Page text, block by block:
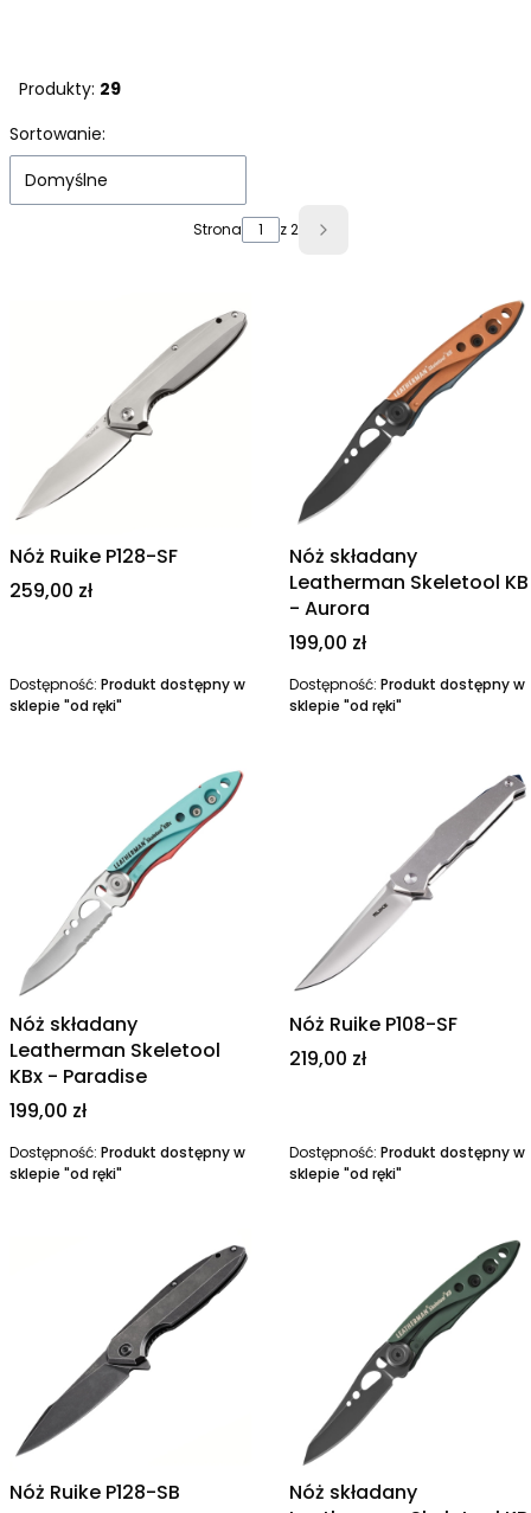
Produkty: 29
Lista produktów
Sortowanie:
Domyślne
Strona z 2 Następne produkty
Nóż Ruike P128-SF
Cena
259,00 zł
Dostępność: Produkt dostępny w
sklepie "od ręki"
Nóż składany
Leatherman Skeletool KB
- Aurora
Cena
199,00 zł
Dostępność: Produkt dostępny w
sklepie "od ręki"
Nóż składany
Leatherman Skeletool
KBx - Paradise
Cena
199,00 zł
Dostępność: Produkt dostępny w
sklepie "od ręki"
Nóż Ruike P108-SF
Cena
219,00 zł
Dostępność: Produkt dostępny w
sklepie "od ręki"
Nóż Ruike P128-SB
Nóż składany